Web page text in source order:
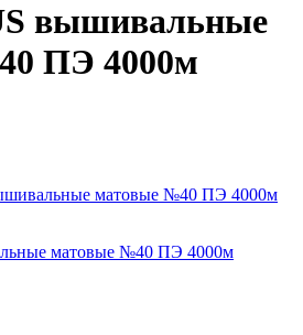
вышивальные
ПЭ 4000м